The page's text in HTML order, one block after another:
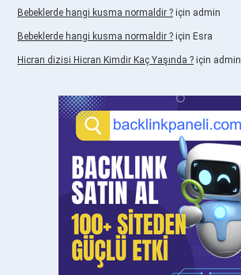
Bebeklerde hangi kusma normaldir ? için admin
Bebeklerde hangi kusma normaldir ? için Esra
Hicran dizisi Hicran Kimdir Kaç Yaşında ? için admin